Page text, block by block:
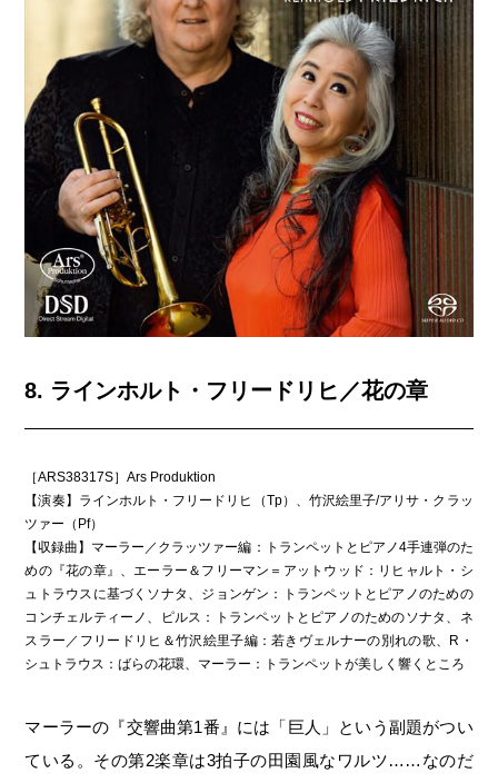
8. ラインホルト・フリードリヒ／花の章
［ARS38317S］Ars Produktion
【演奏】ラインホルト・フリードリヒ（Tp）、竹沢絵里子/アリサ・クラッ
ツァー（Pf）
【収録曲】マーラー／クラッツァー編：トランペットとピアノ4手連弾のた
めの『花の章』、エーラー＆フリーマン＝アットウッド：リヒャルト・シ
ュトラウスに基づくソナタ、ジョンゲン：トランペットとピアノのための
コンチェルティーノ、ピルス：トランペットとピアノのためのソナタ、ネ
スラー／フリードリヒ＆竹沢絵里子編：若きヴェルナーの別れの歌、R・
シュトラウス：ばらの花環、マーラー：トランペットが美しく響くところ
マーラーの『交響曲第1番』には「巨人」という副題がつい
ている。その第2楽章は3拍子の田園風なワルツ……なのだ